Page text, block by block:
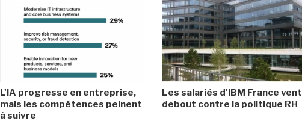
L'IA progresse en entreprise,
mais les compétences peinent
à suivre
Les salariés d'IBM France vent
debout contre la politique RH